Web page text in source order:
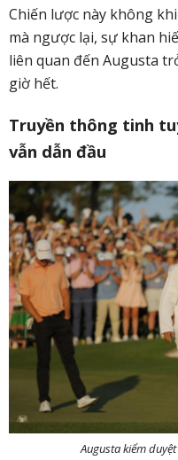
Chiến lược này không
mà ngược lại, sự khan
liên quan đến Augusta
giờ hết.
Truyền thông tinh
vẫn dẫn đầu
Augusta kiểm